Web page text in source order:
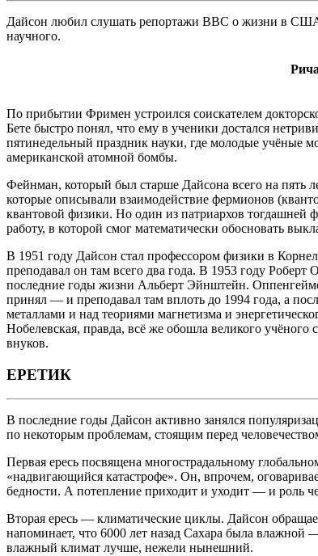
Дайсон любил слушать репортажи BBC о жизни в США.
научного.
По прибытии Фримен устроился соискателем
Бете быстро понял, что ему в ученики достался
пятинедельный праздник науки, где молодые учёные
американской атомной бомбы.
Фейнман, который был старше Дайсона всего на пять
которые описывали взаимодействие фермионов
квантовой физики. Но один из патриархов
работу, в которой смог математически обосновать
В 1951 году Дайсон стал профессором физики в
преподавал он там всего два года. В 1953 году
последние годы жизни Альберт Эйнштейн.
принял — и преподавал там вплоть до 1994 года, а
металлами и над теориями магнетизма и
Нобелевская, правда, всё же обошла великого
внуков.
ЕРЕТИК
В последние годы Дайсон активно занялся
по некоторым проблемам, стоящим перед
Первая ересь посвящена многострадальному
«надвигающийся катастрофе». Он, впрочем,
бедности. А потепление приходит и уходит — и роль
Вторая ересь — климатические циклы. Дайсон
напоминает, что 6000 лет назад Сахара была влажной
влажный климат лучше, нежели нынешний.